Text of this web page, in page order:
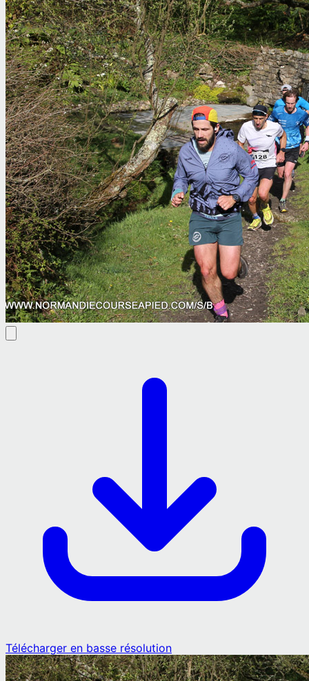
Télécharger en basse résolution